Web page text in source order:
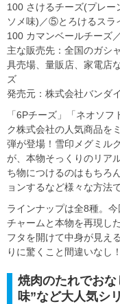
100 さけるチーズ(プレ
ソメ味)／⑤とろけるス
100 カマンベールチーズ
主な販売先：全国のガシ
具売場、量販店、家電店
ズ
発売元：株式会社バンダイ
「6Pチーズ」「ネオソ
ク株式会社の人気商品を
弾が登場！雪印メグミル
が、本物そっくりのリア
ち物につけるのはもちろ
ョンするなど様々な方法
ラインナップは全8種。
チャームと本物を再現し
フタを開けて中身が見え
りに驚くこと間違いなし！
焼肉のたれでお
味”など大人気シ